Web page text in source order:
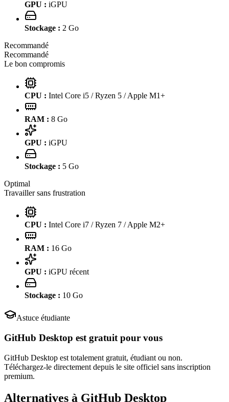
GPU : iGPU
Stockage : 2 Go
Recommandé
Recommandé
Le bon compromis
CPU : Intel Core i5 / Ryzen 5 / Apple M1+
RAM : 8 Go
GPU : iGPU
Stockage : 5 Go
Optimal
Travailler sans frustration
CPU : Intel Core i7 / Ryzen 7 / Apple M2+
RAM : 16 Go
GPU : iGPU récent
Stockage : 10 Go
Astuce étudiante
GitHub Desktop est gratuit pour vous
GitHub Desktop est totalement gratuit, étudiant ou non.
Téléchargez-le directement depuis le site officiel sans inscription
premium.
Alternatives à GitHub Desktop